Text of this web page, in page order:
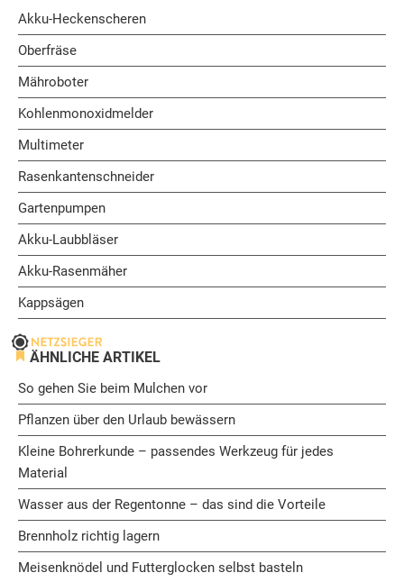
Akku-Heckenscheren
Oberfräse
Mähroboter
Kohlenmonoxidmelder
Multimeter
Rasenkantenschneider
Gartenpumpen
Akku-Laubbläser
Akku-Rasenmäher
Kappsägen
ÄHNLICHE ARTIKEL
So gehen Sie beim Mulchen vor
Pflanzen über den Urlaub bewässern
Kleine Bohrerkunde – passendes Werkzeug für jedes
Material
Wasser aus der Regentonne – das sind die Vorteile
Brennholz richtig lagern
Meisenknödel und Futterglocken selbst basteln